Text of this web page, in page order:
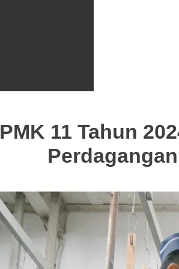
PMK 11 Tahun